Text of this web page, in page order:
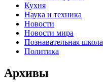
Кухня
Наука и техника
Новости
Новости мира
Познавательная школа
Политика
Архивы